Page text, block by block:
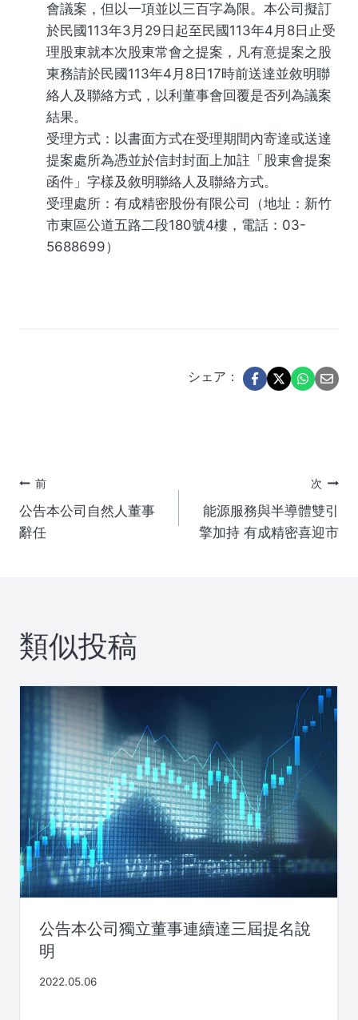
會議案，但以一項並以三百字為限。本公司擬訂
於民國113年3月29日起至民國113年4月8日止受
理股東就本次股東常會之提案，凡有意提案之股
東務請於民國113年4月8日17時前送達並敘明聯
絡人及聯絡方式，以利董事會回覆是否列為議案
結果。
受理方式：以書面方式在受理期間內寄達或送達
提案處所為憑並於信封封面上加註「股東會提案
函件」字樣及敘明聯絡人及聯絡方式。
受理處所：有成精密股份有限公司（地址：新竹
市東區公道五路二段180號4樓，電話：03-
5688699）
シェア：
投
稿
ゲ
ー
シ
ョ
ン
前
公告本公司自然人董事
辭任
次
能源服務與半導體雙引
擎加持 有成精密喜迎市
類似投稿
公告本公司獨立董事連續達三屆提名說
明
2022.05.06